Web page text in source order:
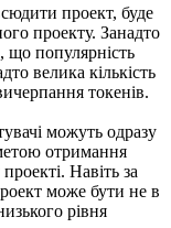
проект, буде
проекту. Занадто
що популярність
велика кількість
токенів.
можуть одразу
отримання
Навіть за
може бути не в
рівня